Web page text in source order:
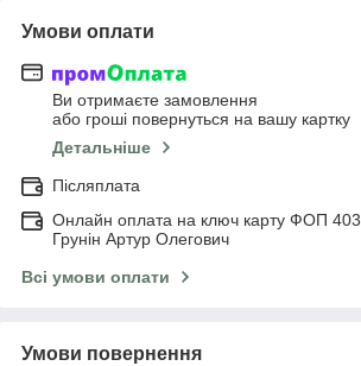
Умови оплати
Ви отримаєте замовлення
або гроші повернуться на вашу картку
Детальніше
Післяплата
Онлайн оплата на ключ карту ФОП
Грунін Артур Олегович
Всі умови оплати
Умови повернення